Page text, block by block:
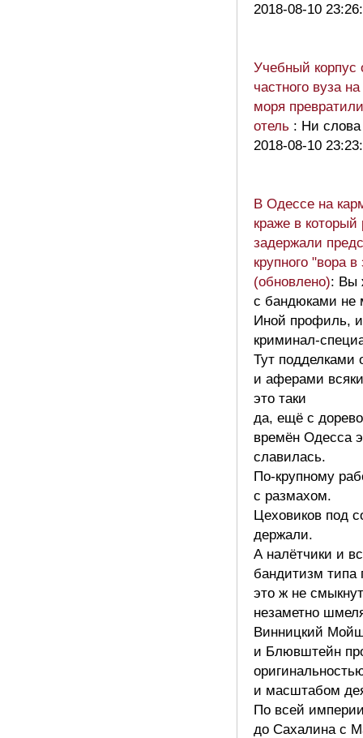
2018-08-10
Учебный корпус
частного вуза
моря
отель : Ни
2018-08-10
В Одессе на
краже в который
задержали
крупного "вора в
(обновлено): Вы
с бандюками не
Иной профиль,
криминал-
Тут подделками
и аферами
это таки
да, ещё с
времён Одесса
славилась.
По-крупному
с размахом.
Цеховиков под
держали.
А налётчики и
бандитизм типа
это ж не
незаметно
Винницкий
и Блювштейн
и масштабом
По всей
до Сахалина с